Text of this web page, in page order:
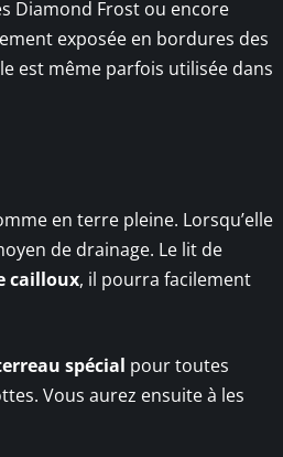
Diamond Frost ou encore
exposée en bordures des
est même parfois utilisée dans
en terre pleine. Lorsqu’elle
de drainage. Le lit de
cailloux, il pourra facilement
spécial pour toutes
Vous aurez ensuite à les